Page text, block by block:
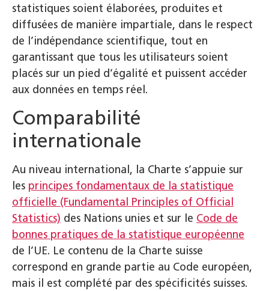
statistiques soient élaborées, produites et
diffusées de manière impartiale, dans le respect
de l’indépendance scientifique, tout en
garantissant que tous les utilisateurs soient
placés sur un pied d’égalité et puissent accéder
aux données en temps réel.
Comparabilité
internationale
Au niveau international, la Charte s’appuie sur
les principes fondamentaux de la statistique
officielle (Fundamental Principles of Official
Statistics) des Nations unies et sur le Code de
bonnes pratiques de la statistique européenne
de l’UE. Le contenu de la Charte suisse
correspond en grande partie au Code européen,
mais il est complété par des spécificités suisses.